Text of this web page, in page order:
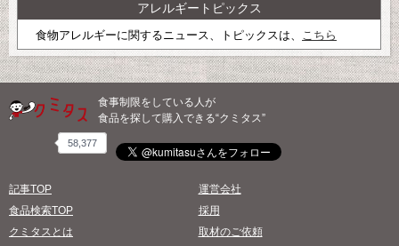
アレルギートピックス
食物アレルギーに関するニュース、トピックスは、 こちら
食事制限をしている人が
食品を探して購入できる“クミタス”
58,377
記事TOP
食品検索TOP
クミタスとは
運営会社
採用
取材のご依頼